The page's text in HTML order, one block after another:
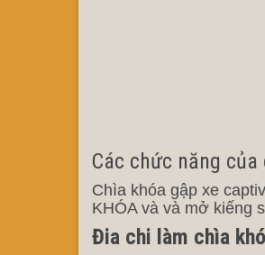
Các chức năng
Chìa khóa gập xe
KHÓA và và mở kiếng
Đia chi làm chìa